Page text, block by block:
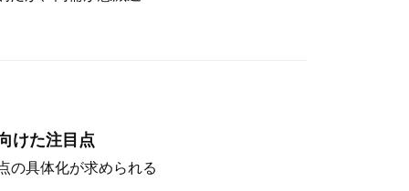
けた注目点
の具体化が求められる